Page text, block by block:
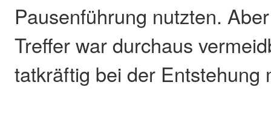
Pausenführung nutzten.
Treffer war durchaus
tatkräftig bei der Entstehung